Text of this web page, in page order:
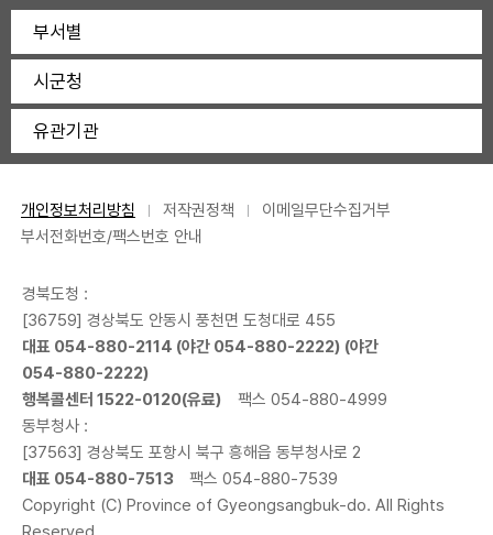
부서별
시군청
유관기관
개인정보처리방침 저작권정책
이메일무단수집거부
부서전화번호/팩스번호 안내
경북도청 :
[36759] 경상북도 안동시 풍천면 도청대로 455
대표 054-880-2114 (야간 054-880-2222) (야간
054-880-2222)
행복콜센터 1522-0120(유료)
팩스 054-880-4999
동부청사 :
[37563] 경상북도 포항시 북구 흥해읍 동부청사로 2
대표 054-880-7513
팩스 054-880-7539
Copyright (C) Province of Gyeongsangbuk-do. All Rights